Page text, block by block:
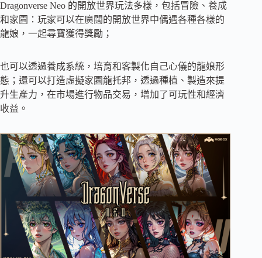
Dragonverse Neo 的開放世界玩法多樣，包括冒險、養成
和家園：玩家可以在廣闊的開放世界中偶遇各種各樣的
龍娘，一起尋寶獲得獎勵；
也可以透過養成系統，培育和客製化自己心儀的龍娘形
態；還可以打造虛擬家園龍托邦，透過種植、製造來提
升生產力，在市場進行物品交易，增加了可玩性和經濟
收益。